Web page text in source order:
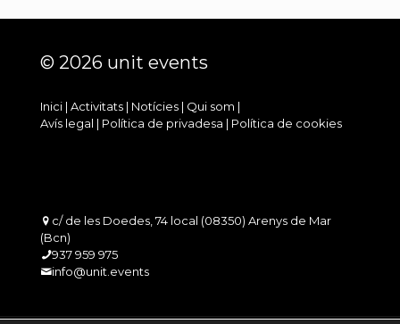
© 2026 unit events
Inici | Activitats | Notícies | Qui som |
Avís legal | Política de privadesa | Política de cookies
c/ de les Doedes, 74 local (08350) Arenys de Mar
(Bcn)
937 959 975
info@unit.events